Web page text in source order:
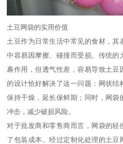
土豆网袋的实用价值
土豆作为日常生活中常见的食材，其
中容易因摩擦、碰撞而受损。传统的
裹作用，但透气性差，容易导致土豆
的设计恰好解决了这一问题：网状结
保持干燥，延长保鲜期；同时，网袋
冲击，减少破损风险。
对于批发商和零售商而言，网袋的轻
了包装成本。经过定制化处理的土豆